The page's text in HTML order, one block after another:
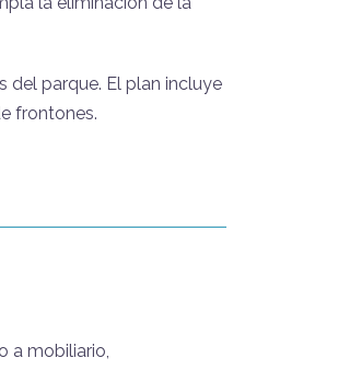
del parque. El plan incluye
frontones.
a mobiliario,